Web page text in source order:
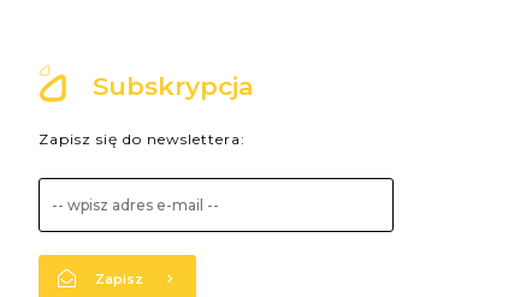
Subskrypcja
Zapisz się do newslettera:
Zapisz